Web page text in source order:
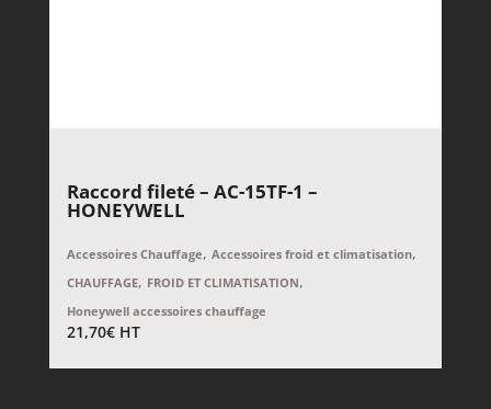
Raccord fileté – AC-15TF-1 –
HONEYWELL
Accessoires Chauffage, Accessoires froid et climatisation,
CHAUFFAGE, FROID ET CLIMATISATION,
Honeywell accessoires chauffage
21,70€ HT